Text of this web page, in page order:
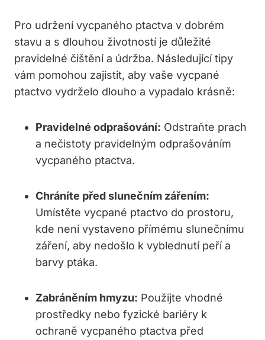
Pro udržení vycpaného ptactva v dobrém
stavu a s dlouhou životností je důležité
pravidelné čištění a údržba. Následující tipy
vám pomohou zajistit, aby vaše vycpané
ptactvo vydrželo dlouho a vypadalo krásně:
Pravidelné odprašování: Odstraňte prach
a nečistoty pravidelným odprašováním
vycpaného ptactva.
Chráníte před slunečním zářením:
Umístěte vycpané ptactvo do prostoru,
kde není vystaveno přímému slunečnímu
záření, aby nedošlo k vyblednutí peří a
barvy ptáka.
Zabráněním hmyzu: Použijte vhodné
prostředky nebo fyzické bariéry k
ochraně vycpaného ptactva před